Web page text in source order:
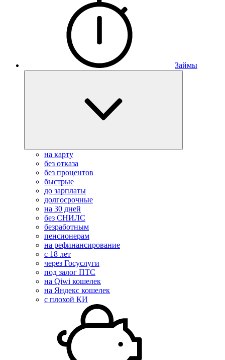
Займы
на карту
без отказа
без процентов
быстрые
до зарплаты
долгосрочные
на 30 дней
без СНИЛС
безработным
пенсионерам
на рефинансирование
с 18 лет
через Госуслуги
под залог ПТС
на Qiwi кошелек
на Яндекс кошелек
с плохой КИ